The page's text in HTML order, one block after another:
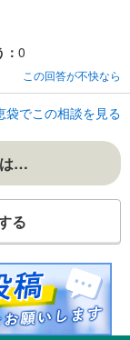
0
この回答が不快なら
袋でこの相談を見る
は…
る